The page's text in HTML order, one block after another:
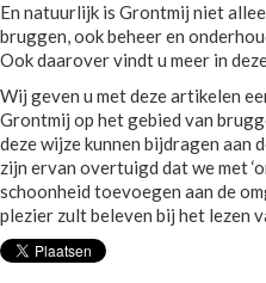
En natuurlijk is Grontmij niet
bruggen, ook beheer en
Ook daarover vindt u meer in
Wij geven u met deze artikelen
Grontmij op het gebied van
deze wijze kunnen bijdragen aan
zijn ervan overtuigd dat we met
schoonheid toevoegen aan de
plezier zult beleven bij het lezen